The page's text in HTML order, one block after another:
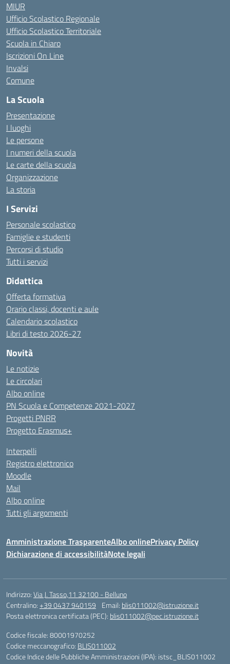
MIUR
Ufficio Scolastico Regionale
Ufficio Scolastico Territoriale
Scuola in Chiaro
Iscrizioni On Line
Invalsi
Comune
La Scuola
Presentazione
I luoghi
Le persone
I numeri della scuola
Le carte della scuola
Organizzazione
La storia
I Servizi
Personale scolastico
Famiglie e studenti
Percorsi di studio
Tutti i servizi
Didattica
Offerta formativa
Orario classi, docenti e aule
Calendario scolastico
Libri di testo 2026-27
Novità
Le notizie
Le circolari
Albo online
PN Scuola e Competenze 2021-2027
Progetti PNRR
Progetto Erasmus+
Interpelli
Registro elettronico
Moodle
Mail
Albo online
Tutti gli argomenti
Amministrazione TrasparenteAlbo onlinePrivacy Policy
Dichiarazione di accessibilitàNote legali
Indirizzo:Via J. Tasso,11 32100 - Belluno
Centralino:+39 0437 940159 Email: blis011002@istruzione.it
Posta elettronica certificata (PEC): blis011002@pec.istruzione.it
Codice fiscale: 80001970252
Codice meccanografico: BLIS011002
Codice Indice delle Pubbliche Amministrazioni (IPA): istsc_BLIS011002